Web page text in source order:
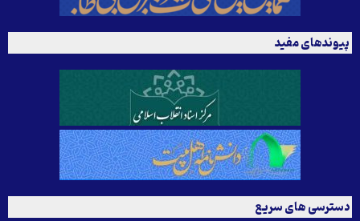
پیوندهای مفید
دسترسی های سریع